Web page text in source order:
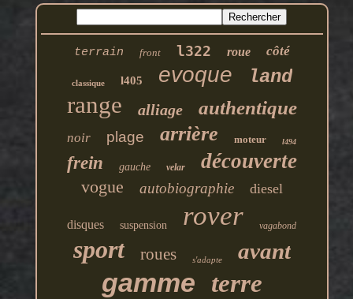
terrain front l322 roue côté
classique l405 evoque land
range alliage authentique
noir plage arrière moteur l494
frein gauche velar découverte
vogue autobiographie diesel
disques suspension rover vagabond
sport roues s'adapte avant
gamme terre